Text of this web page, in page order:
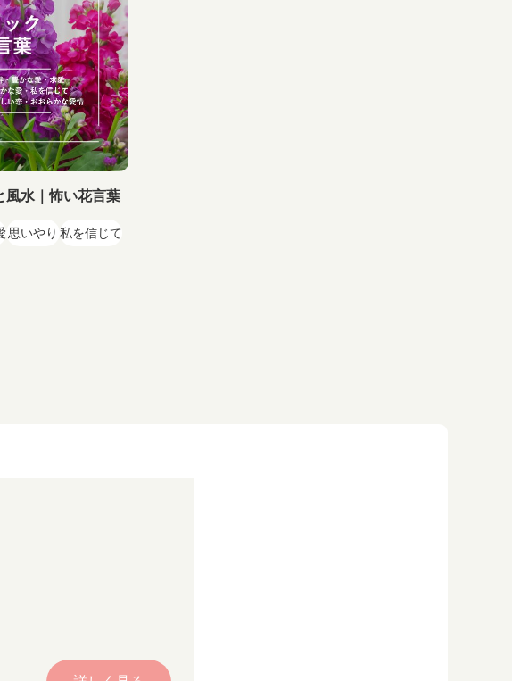
風水｜怖い花言葉
思いやり 私を信じて